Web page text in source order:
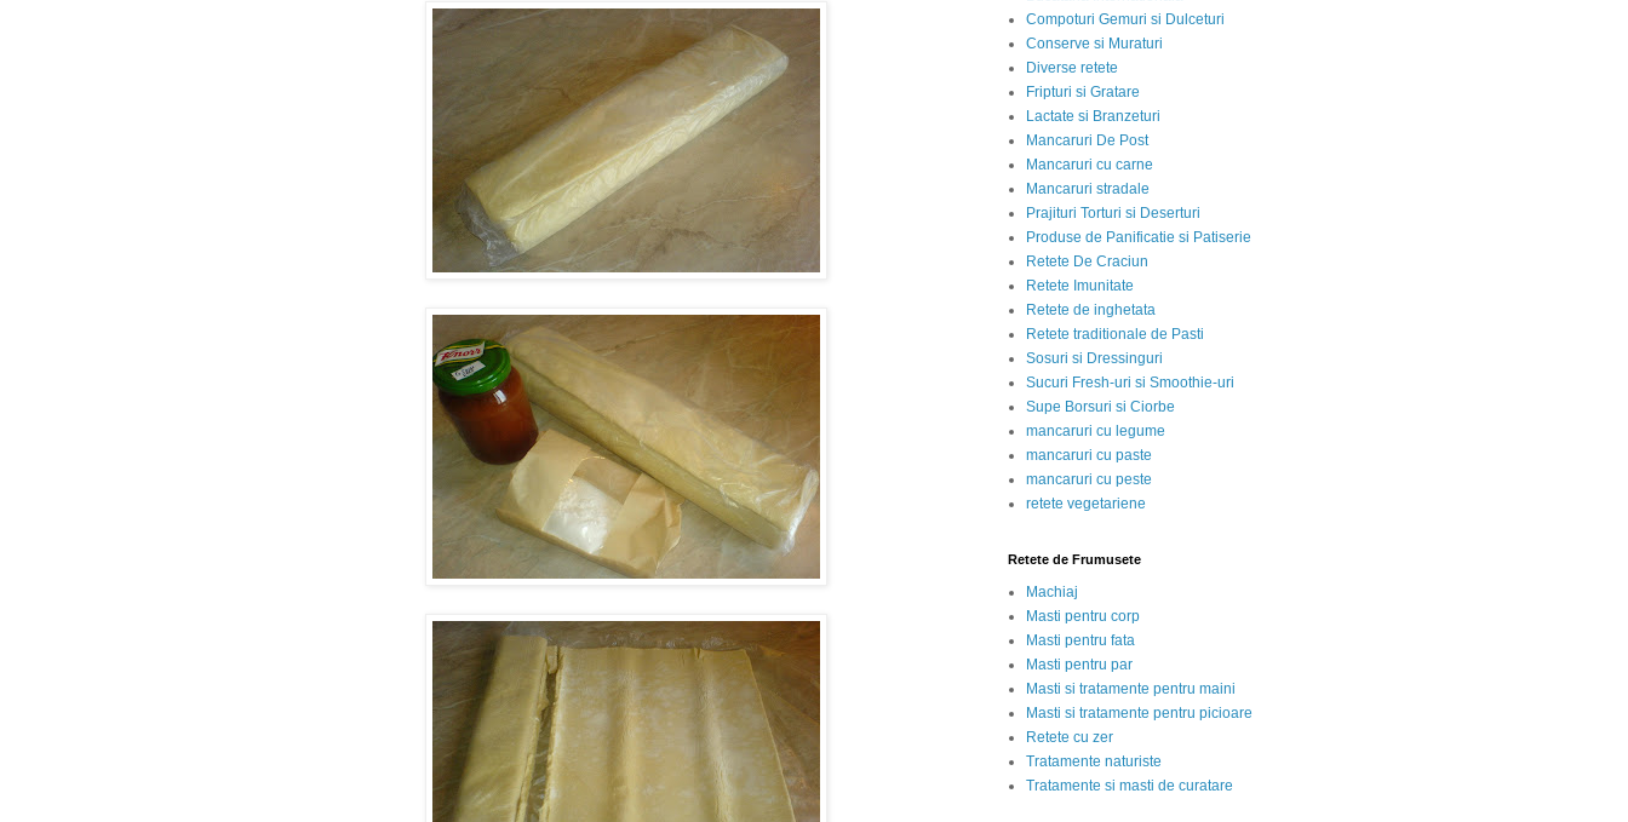
Compoturi Gemuri si Dulceturi
Conserve si Muraturi
Diverse retete
Fripturi si Gratare
Lactate si Branzeturi
Mancaruri De Post
Mancaruri cu carne
Mancaruri stradale
Prajituri Torturi si Deserturi
Produse de Panificatie si Patiserie
Retete De Craciun
Retete Imunitate
Retete de inghetata
Retete traditionale de Pasti
Sosuri si Dressinguri
Sucuri Fresh-uri si Smoothie-uri
Supe Borsuri si Ciorbe
mancaruri cu legume
mancaruri cu paste
mancaruri cu peste
retete vegetariene
Retete de Frumusete
Machiaj
Masti pentru corp
Masti pentru fata
Masti pentru par
Masti si tratamente pentru maini
Masti si tratamente pentru picioare
Retete cu zer
Tratamente naturiste
Tratamente si masti de curatare